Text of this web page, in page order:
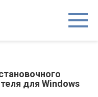
для Windows